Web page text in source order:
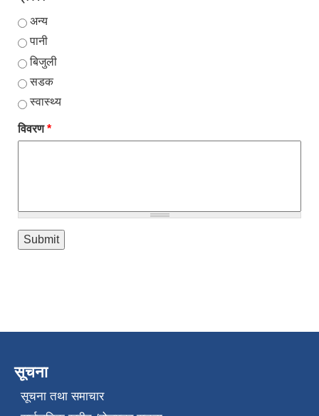
अन्य
पानी
बिजुली
सडक
स्वास्थ्य
विवरण*
सूचना
सूचना तथा समाचार